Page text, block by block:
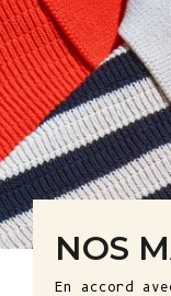
NOS
En accord